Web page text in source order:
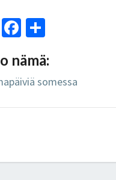
T
Fa
b
o
o
ar
e
nämä:
somessa